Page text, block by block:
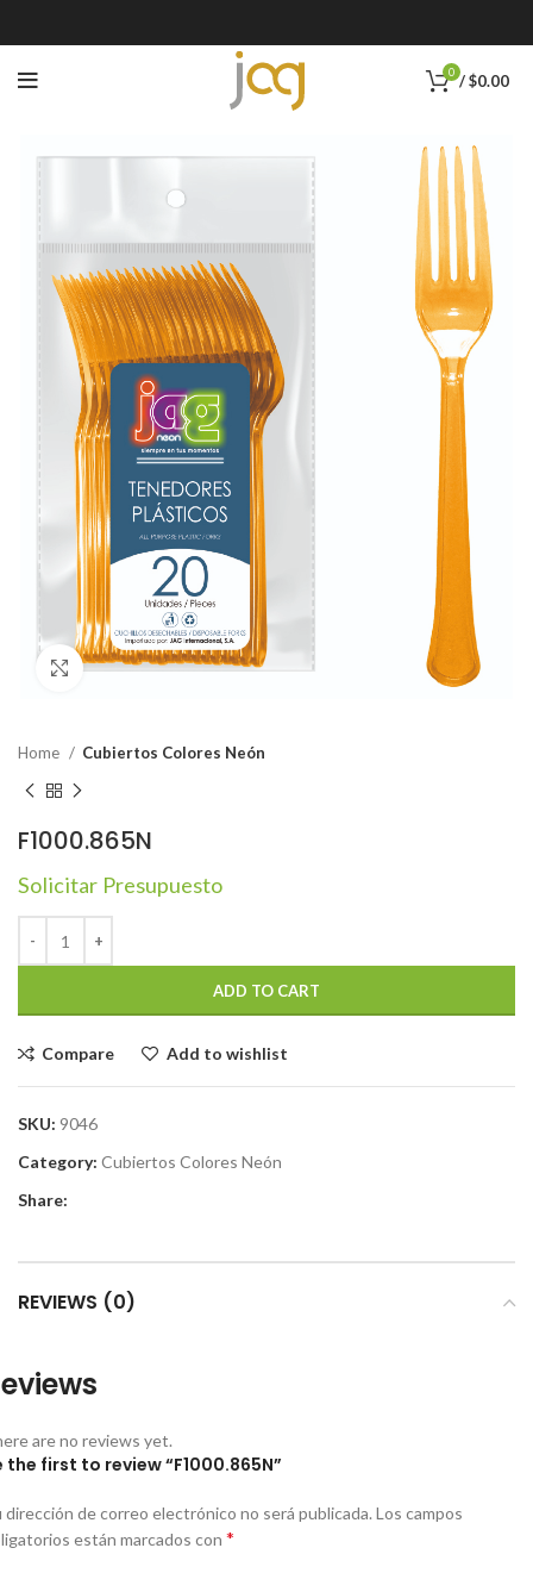
0 /$0.00
Click to enlarge
Home Cubiertos Colores Neón
F1000.865N
Solicitar Presupuesto
ADD TO CART
Compare Add to wishlist
SKU: 9046
Category: Cubiertos Colores Neón
Share:
REVIEWS (0)
are no reviews yet.
the first to review “F1000.865N”
dirección de correo electrónico no será publicada. Los campos
están marcados con *